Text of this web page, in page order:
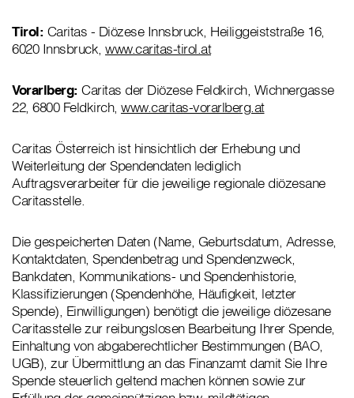
Tirol: Caritas - Diözese Innsbruck, Heiliggeiststraße 16,
6020 Innsbruck, www.caritas-tirol.at
Vorarlberg: Caritas der Diözese Feldkirch, Wichnergasse
22, 6800 Feldkirch, www.caritas-vorarlberg.at
Caritas Österreich ist hinsichtlich der Erhebung und
Weiterleitung der Spendendaten lediglich
Auftragsverarbeiter für die jeweilige regionale diözesane
Caritasstelle.
Die gespeicherten Daten (Name, Geburtsdatum, Adresse,
Kontaktdaten, Spendenbetrag und Spendenzweck,
Bankdaten, Kommunikations- und Spendenhistorie,
Klassifizierungen (Spendenhöhe, Häufigkeit, letzter
Spende), Einwilligungen) benötigt die jeweilige diözesane
Caritasstelle zur reibungslosen Bearbeitung Ihrer Spende,
Einhaltung von abgaberechtlicher Bestimmungen (BAO,
UGB), zur Übermittlung an das Finanzamt damit Sie Ihre
Spende steuerlich geltend machen können sowie zur